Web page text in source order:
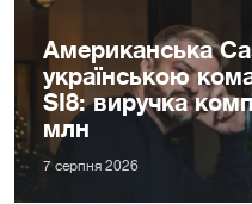
Американська
українською
SI8: виручка
млн
7 серпня 2026